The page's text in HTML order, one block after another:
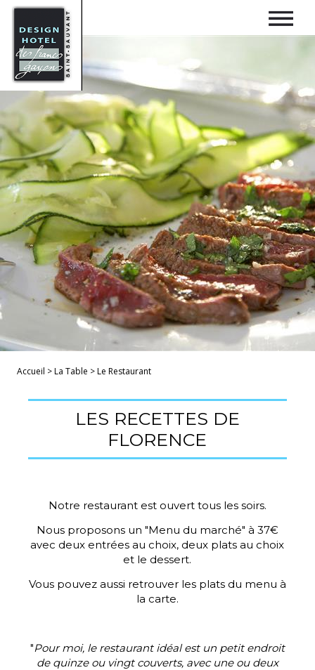
Accueil >La Table >Le Restaurant
LES RECETTES DE
FLORENCE
Notre restaurant est ouvert tous les soirs.
Nous proposons un "Menu du marché" à 37€
avec deux entrées au choix, deux plats au choix
et le dessert.
Vous pouvez aussi retrouver les plats du menu à
la carte.
"Pour moi, le restaurant idéal est un petit endroit
de quinze ou vingt couverts, avec une ou deux